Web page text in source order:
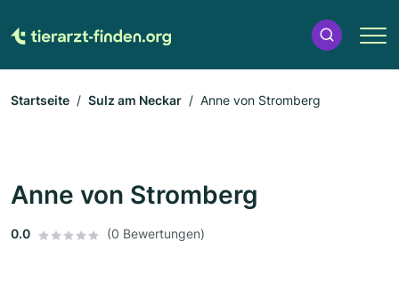
Startseite Sulz am Neckar Anne von Stromberg
Anne von Stromberg
0.0 (0 Bewertungen)